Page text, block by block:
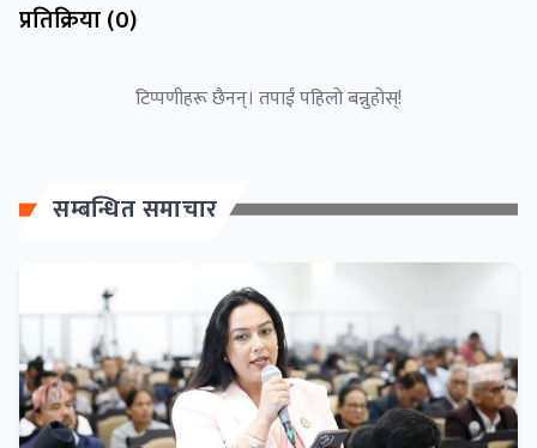
प्रतिक्रिया (0)
टिप्पणीहरू छैनन्। तपाईं पहिलो बन्नुहोस्!
सम्बन्धित समाचार